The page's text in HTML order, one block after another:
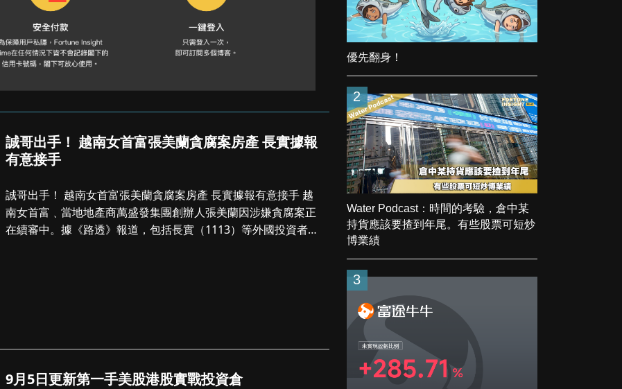
誠哥出手！ 越南女首富張美蘭貪腐案房產 長實據報
有意接手
誠哥出手！ 越南女首富張美蘭貪腐案房產 長實據報有意接手 越
南女首富﹑當地地產商萬盛發集團創辦人張美蘭因涉嫌貪腐案正
在續審中。據《路透》報道，包括長實（1113）等外國投資者向
9月5日更新第一手美股港股實戰投資倉
優先翻身！
2
Water Podcast：時間的考驗，倉中某
持貨應該要揸到年尾。有些股票可短炒
博業績
3